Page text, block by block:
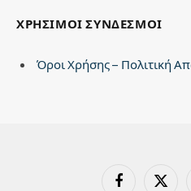
ΧΡΗΣΙΜΟΙ ΣΥΝΔΕΣΜΟΙ
Όροι Χρήσης – Πολιτική
Facebook X